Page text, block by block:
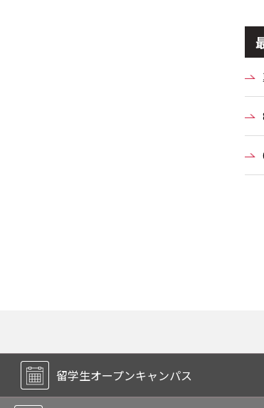
留学生オープンキャンパス